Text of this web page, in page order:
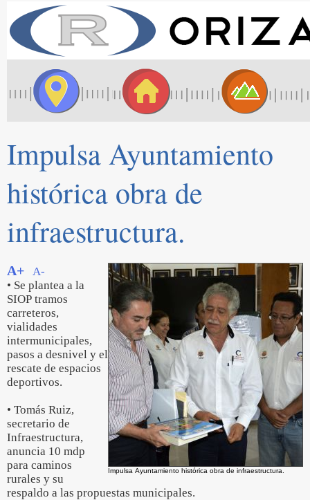
Impulsa Ayuntamiento
histórica obra de
infraestructura.
Impulsa Ayuntamiento histórica obra de infraestructura.
A+
A-
• Se plantea a la
SIOP tramos
carreteros,
vialidades
intermunicipales,
pasos a desnivel y el
rescate de espacios
deportivos.
• Tomás Ruiz,
secretario de
Infraestructura,
anuncia 10 mdp
para caminos
rurales y su
respaldo a las propuestas municipales.